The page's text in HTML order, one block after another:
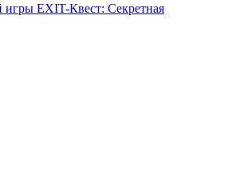
игры EXIT-Квест: Секретная